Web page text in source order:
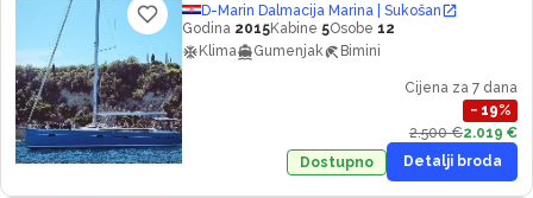
D-Marin Dalmacija Marina | Sukošan
Godina 2015Kabine 5Osobe 12
Klima
Gumenjak Bimini
Cijena za 7 dana
− 19%
2.500 €2.019 €
Dostupno
Detalji broda